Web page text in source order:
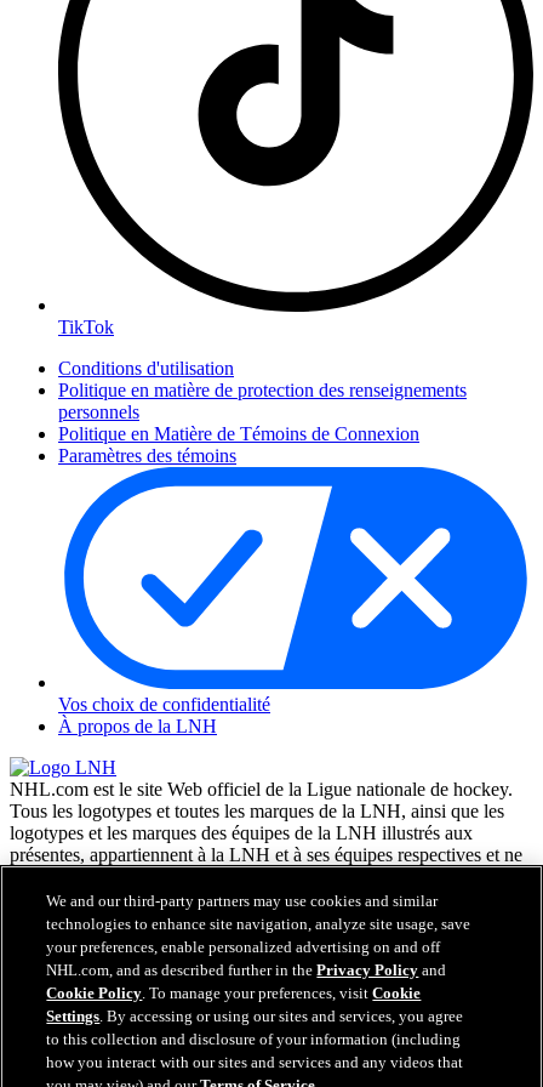
TikTok
Conditions d'utilisation
Politique en matière de protection des renseignements
personnels
Politique en Matière de Témoins de Connexion
Paramètres des témoins
Vos choix de confidentialité
À propos de la LNH
NHL.com est le site Web officiel de la Ligue nationale de hockey.
Tous les logotypes et toutes les marques de la LNH, ainsi que les
logotypes et les marques des équipes de la LNH illustrés aux
présentes, appartiennent à la LNH et à ses équipes respectives et ne
Enterprises, L.P. © LNH 2026. Tous droits réservés. Tous les
chandails d'équipe de la LNH personnalisés avec les noms des
joueurs de la LNH et leurs numéros sont officiellement sous license
de la LNH et de l'AJLNH. Le mot servant de marque Zamboni et la
configuration de la surfaceuse Zamboni sont des marques de
commerce déposées de Frank J. Zamboni & Co., Inc. © Frank J.
Zamboni & Co., Inc. 2026. Tous droits réservés. Toute autre marque
déposée ou tout droit d'auteur d'une tierce partie sont la propriété de
leurs auteurs respectifs. Tous droits réservés.
We and our third-party partners may use cookies and similar
technologies to enhance site navigation, analyze site usage, save
your preferences, enable personalized advertising on and off
NHL.com, and as described further in thePrivacy Policy and
Cookie Policy. To manage your preferences, visitCookie
Settings. By accessing or using our sites and services, you agree
to this collection and disclosure of your information (including
how you interact with our sites and services and any videos that